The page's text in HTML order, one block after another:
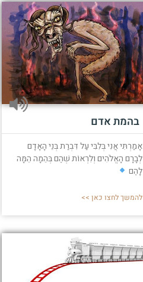
בהמת אדם
אָמַרְתִּי אֲנִי בְּלִבִּי עַל דִּבְרַת בְּנֵי הָאָדָם
לְבָרָם הָאֱלֹהִים וְלִרְאוֹת שְׁהֶם בְּהֵמָה הֵמָּה
לָהֶם
להמשך לחצו כאן >>